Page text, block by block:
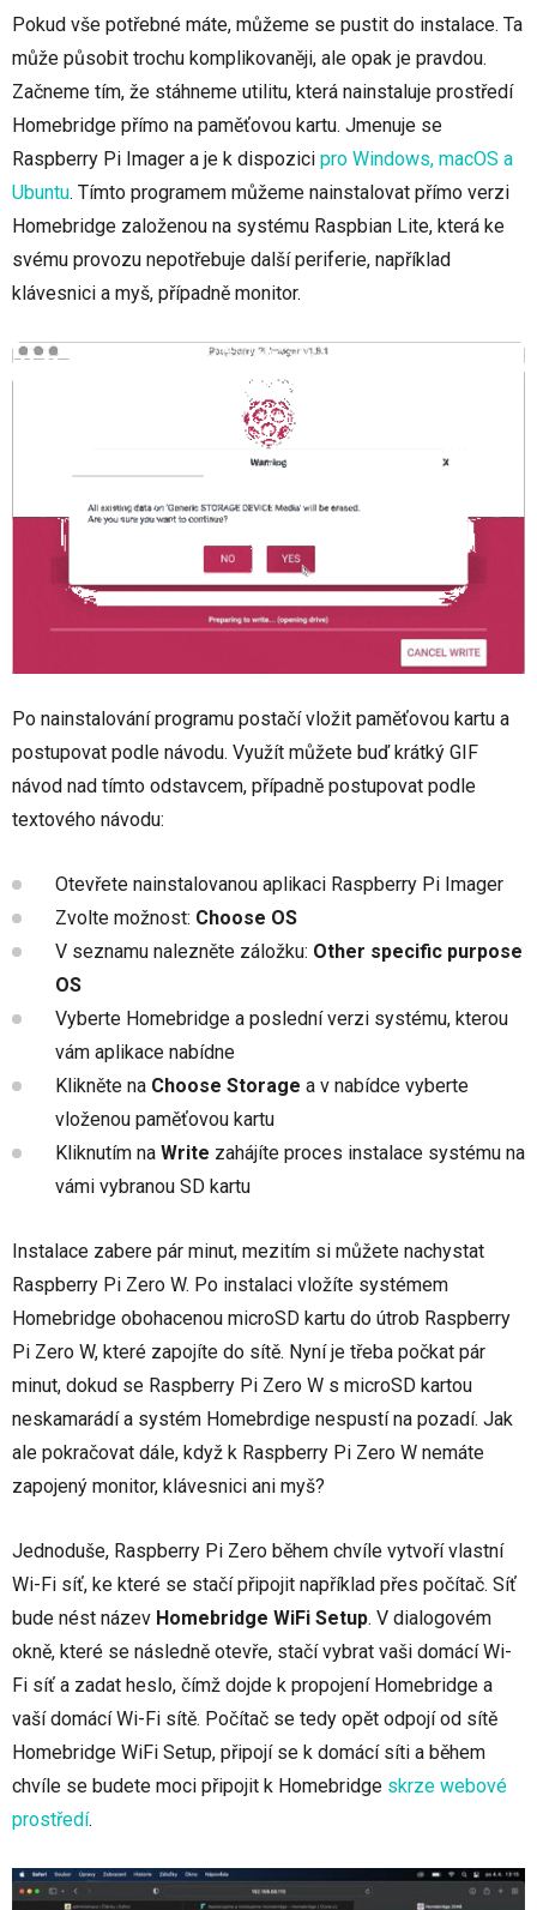
Pokud vše potřebné máte, můžeme se pustit do instalace. Ta
může působit trochu komplikovaněji, ale opak je pravdou.
Začneme tím, že stáhneme utilitu, která nainstaluje prostředí
Homebridge přímo na paměťovou kartu. Jmenuje se
Raspberry Pi Imager a je k dispozici pro Windows, macOS a
Ubuntu. Tímto programem můžeme nainstalovat přímo verzi
Homebridge založenou na systému Raspbian Lite, která ke
svému provozu nepotřebuje další periferie, například
klávesnici a myš, případně monitor.
Po nainstalování programu postačí vložit paměťovou kartu a
postupovat podle návodu. Využít můžete buď krátký GIF
návod nad tímto odstavcem, případně postupovat podle
textového návodu:
Otevřete nainstalovanou aplikaci Raspberry Pi Imager
Zvolte možnost: Choose OS
V seznamu nalezněte záložku: Other specific purpose
OS
Vyberte Homebridge a poslední verzi systému, kterou
vám aplikace nabídne
Klikněte na Choose Storage a v nabídce vyberte
vloženou paměťovou kartu
Kliknutím na Write zahájíte proces instalace systému na
vámi vybranou SD kartu
Instalace zabere pár minut, mezitím si můžete nachystat
Raspberry Pi Zero W. Po instalaci vložíte systémem
Homebridge obohacenou microSD kartu do útrob Raspberry
Pi Zero W, které zapojíte do sítě. Nyní je třeba počkat pár
minut, dokud se Raspberry Pi Zero W s microSD kartou
neskamarádí a systém Homebrdige nespustí na pozadí. Jak
ale pokračovat dále, když k Raspberry Pi Zero W nemáte
zapojený monitor, klávesnici ani myš?
Jednoduše, Raspberry Pi Zero během chvíle vytvoří vlastní
Wi-Fi síť, ke které se stačí připojit například přes počítač. Síť
bude nést název Homebridge WiFi Setup. V dialogovém
okně, které se následně otevře, stačí vybrat vaši domácí Wi-
Fi síť a zadat heslo, čímž dojde k propojení Homebridge a
vaší domácí Wi-Fi sítě. Počítač se tedy opět odpojí od sítě
Homebridge WiFi Setup, připojí se k domácí síti a během
chvíle se budete moci připojit k Homebridge skrze webové
prostředí.